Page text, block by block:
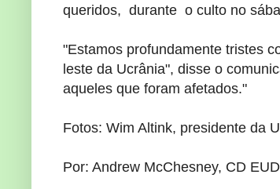
queridos, durante o culto no
"Estamos profundamente tristes
leste da Ucrânia", disse o
aqueles que foram afetados."
Fotos: Wim Altink, presidente da
Por: Andrew McChesney, CD